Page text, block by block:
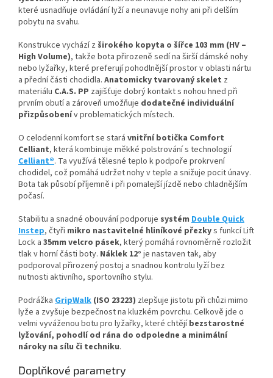
které usnadňuje ovládání lyží a neunavuje nohy ani při delším
pobytu na svahu.
Konstrukce vychází z širokého kopyta o šířce 103 mm (HV –
High Volume), takže bota přirozeně sedí na širší dámské nohy
nebo lyžařky, které preferují pohodlnější prostor v oblasti nártu
a přední části chodidla. Anatomicky tvarovaný skelet z
materiálu C.A.S. PP zajišťuje dobrý kontakt s nohou hned při
prvním obutí a zároveň umožňuje dodatečné individuální
přizpůsobenív problematických místech.
O celodenní komfort se stará vnitřní botička Comfort
Celliant, která kombinuje měkké polstrování s technologií
Celliant®. Ta využívá tělesné teplo k podpoře prokrvení
chodidel, což pomáhá udržet nohy v teple a snižuje pocit únavy.
Bota tak působí příjemně i při pomalejší jízdě nebo chladnějším
počasí.
Stabilitu a snadné obouvání podporuje systém Double Quick
Instep, čtyři mikro nastavitelné hliníkové přezkys funkcí Lift
Lock a 35mm velcro pásek, který pomáhá rovnoměrně rozložit
tlak v horní části boty. Náklek 12° je nastaven tak, aby
podporoval přirozený postoj a snadnou kontrolu lyží bez
nutnosti aktivního, sportovního stylu.
Podrážka GripWalk (ISO 23223) zlepšuje jistotu při chůzi mimo
lyže a zvyšuje bezpečnost na kluzkém povrchu. Celkově jde o
velmi vyváženou botu pro lyžařky, které chtějíbezstarostné
lyžování, pohodlí od rána do odpoledne a minimální
nároky na sílu či techniku.
Doplňkové parametry